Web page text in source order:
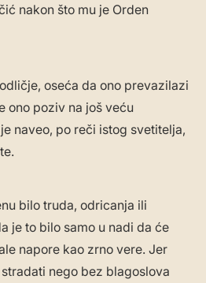
nakon što mu je Orden
oseća da ono prevazilazi
ono poziv na još veću
naveo, po reči istog svetitelja,
bilo truda, odricanja ili
je to bilo samo u nadi da će
napore kao zrno vere. Jer
nego bez blagoslova